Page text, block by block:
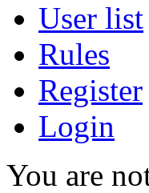
User list
Rules
Register
Login
You are